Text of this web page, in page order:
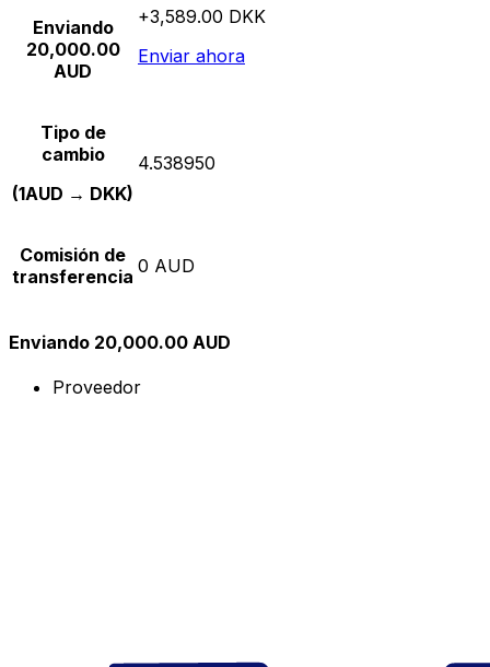
Enviando
20,000.00
AUD
+3,589.00 DKK
Enviar ahora
Tipo de
cambio
(1AUD → DKK)
4.538950
Comisión de
transferencia 0 AUD
Enviando 20,000.00 AUD
Proveedor